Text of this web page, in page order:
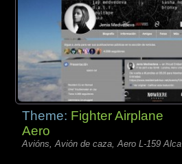
Theme: Fighter Airplane
Aero
Avións, Avión de caza, Aero L-159 Alca